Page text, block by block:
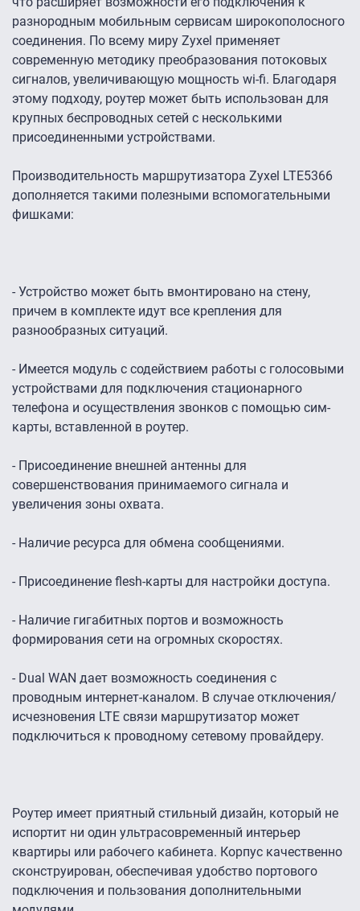
разнородным мобильным сервисам широкополосного
соединения. По всему миру Zyxel применяет
современную методику преобразования потоковых
сигналов, увеличивающую мощность wi-fi. Благодаря
этому подходу, роутер может быть использован для
крупных беспроводных сетей с несколькими
присоединенными устройствами.
Производительность маршрутизатора Zyxel LTE5366
дополняется такими полезными вспомогательными
фишками:
- Устройство может быть вмонтировано на стену,
причем в комплекте идут все крепления для
разнообразных ситуаций.
- Имеется модуль с содействием работы с голосовыми
устройствами для подключения стационарного
телефона и осуществления звонков с помощью сим-
карты, вставленной в роутер.
- Присоединение внешней антенны для
совершенствования принимаемого сигнала и
увеличения зоны охвата.
- Наличие ресурса для обмена сообщениями.
- Присоединение flesh-карты для настройки доступа.
- Наличие гигабитных портов и возможность
формирования сети на огромных скоростях.
- Dual WAN дает возможность соединения с
проводным интернет-каналом. В случае отключения/
исчезновения LTE связи маршрутизатор может
подключиться к проводному сетевому провайдеру.
Роутер имеет приятный стильный дизайн, который не
испортит ни один ультрасовременный интерьер
квартиры или рабочего кабинета. Корпус качественно
сконструирован, обеспечивая удобство портового
подключения и пользования дополнительными